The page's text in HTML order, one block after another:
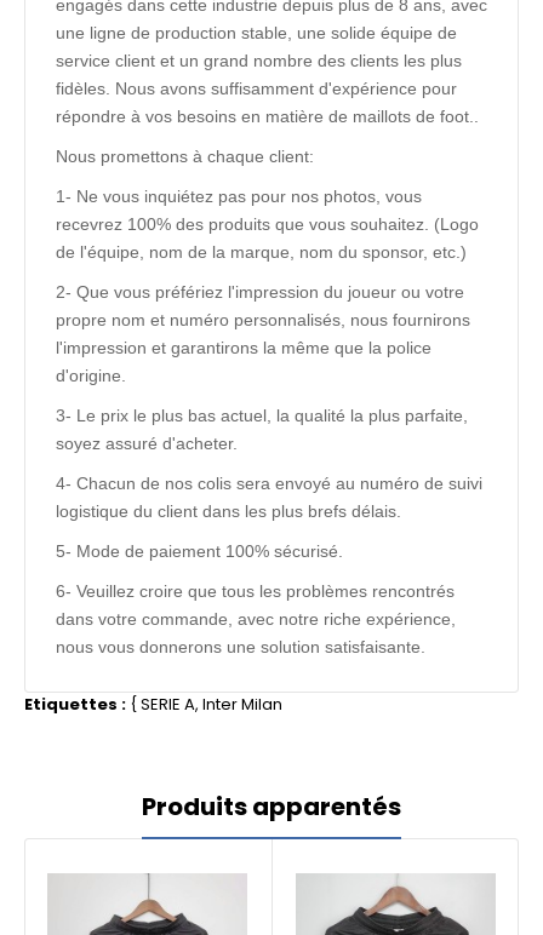
engagés dans cette industrie depuis plus de 8 ans, avec
une ligne de production stable, une solide équipe de
service client et un grand nombre des clients les plus
fidèles. Nous avons suffisamment d'expérience pour
répondre à vos besoins en matière de maillots de foot..
Nous promettons à chaque client:
1- Ne vous inquiétez pas pour nos photos, vous
recevrez 100% des produits que vous souhaitez. (Logo
de l'équipe, nom de la marque, nom du sponsor, etc.)
2- Que vous préfériez l'impression du joueur ou votre
propre nom et numéro personnalisés, nous fournirons
l'impression et garantirons la même que la police
d'origine.
3- Le prix le plus bas actuel, la qualité la plus parfaite,
soyez assuré d'acheter.
4- Chacun de nos colis sera envoyé au numéro de suivi
logistique du client dans les plus brefs délais.
5- Mode de paiement 100% sécurisé.
6- Veuillez croire que tous les problèmes rencontrés
dans votre commande, avec notre riche expérience,
nous vous donnerons une solution satisfaisante.
Etiquettes : {SERIE A, Inter Milan
Produits apparentés